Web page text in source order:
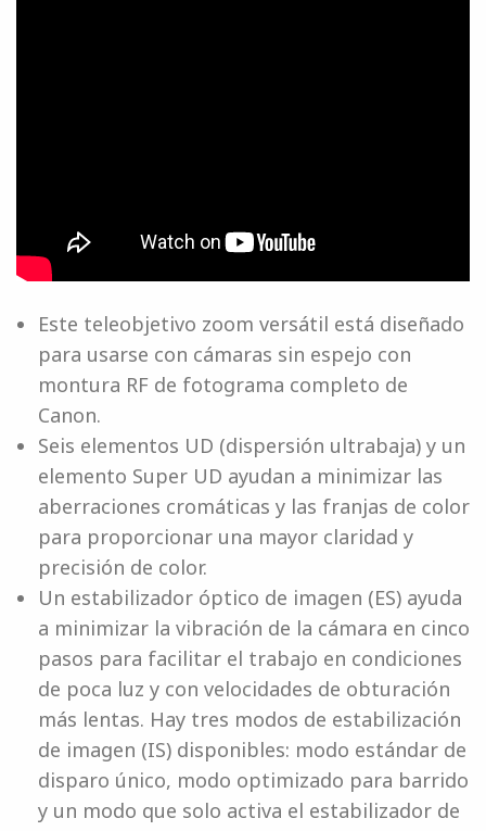
Este teleobjetivo zoom versátil está diseñado
para usarse con cámaras sin espejo con
montura RF de fotograma completo de
Canon.
Seis elementos UD (dispersión ultrabaja) y un
elemento Super UD ayudan a minimizar las
aberraciones cromáticas y las franjas de color
para proporcionar una mayor claridad y
precisión de color.
Un estabilizador óptico de imagen (ES) ayuda
a minimizar la vibración de la cámara en cinco
pasos para facilitar el trabajo en condiciones
de poca luz y con velocidades de obturación
más lentas. Hay tres modos de estabilización
de imagen (IS) disponibles: modo estándar de
disparo único, modo optimizado para barrido
y un modo que solo activa el estabilizador de